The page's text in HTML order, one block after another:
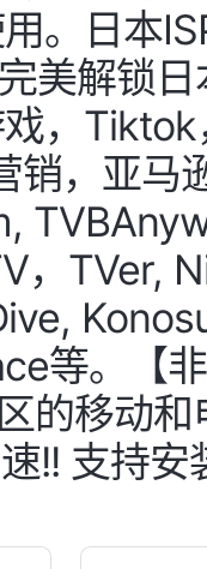
。日本
美解锁
，Tiktok
销，亚马
，TVer,
等。【
的移动
!! 支持安